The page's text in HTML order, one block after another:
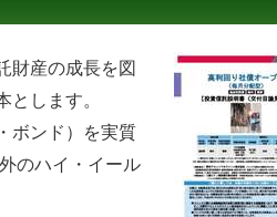
財産の成長を図
します。
ボンド）を実質
のハイ・イール